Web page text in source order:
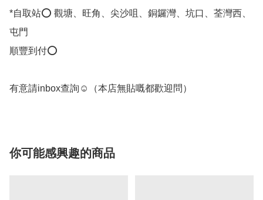
*自取站⭕ 觀塘、旺角、尖沙咀、銅鑼灣、坑口、荃灣西、
屯門
順豐到付⭕
有意請inbox查詢☺️（本店無貼嘅都歡迎問）
你可能感興趣的商品